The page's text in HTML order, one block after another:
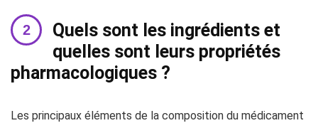
Quels sont les ingrédients et
quelles sont leurs propriétés
pharmacologiques ?
Les principaux éléments de la composition du médicament